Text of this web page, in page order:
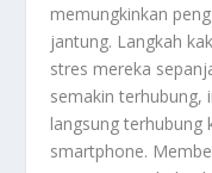
memungkinkan
jantung. Langkah
stres mereka
semakin terhubung,
langsung terhubung
smartphone.